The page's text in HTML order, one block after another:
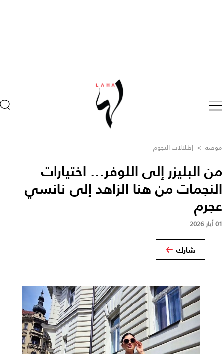
موضة > إطلالات النجوم
من البليزر إلى اللوفر… اختيارات
النجمات من هنا الزاهد إلى نانسي
عجرم
01 أيار 2026
شارك